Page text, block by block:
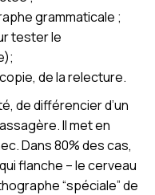
grammaticale ;
tester le
de la relecture.
de différencier d’un
Il met en
Dans 80% des cas,
flanche – le cerveau
“spéciale” de